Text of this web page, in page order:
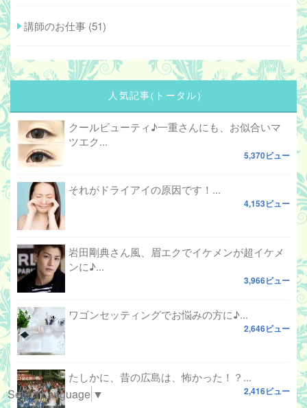
講師のお仕事 (51)
人気記事(トータル)
クールビューティ♪一重さんにも、お似合いマ
ツエク...
5,370ビュー
それがドライアイの原因です！...
4,153ビュー
岩田剛典さん風、眉エクでイケメンが超イケメ
ンに♪...
3,966ビュー
ワゴンセッティングでお悩みの方に♪...
2,646ビュー
たしかに、昔の広島は、怖かった！？...
2,416ビュー
Select Language ▼